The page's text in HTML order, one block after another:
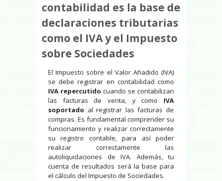
contabilidad es la base de
declaraciones tributarias
como el IVA y el Impuesto
sobre Sociedades
El Impuesto sobre el Valor Añadido (IVA)
se debe registrar en contabilidad como
IVA repercutido cuando se contabilizan
las facturas de venta, y como IVA
soportado al registrar las facturas de
compras. Es fundamental comprender su
funcionamiento y realizar correctamente
su registro contable, para así poder
realizar correctamente las
autoliquidaciones de IVA. Además, tu
cuenta de resultados será la base para
el cálculo del Impuesto de Sociedades.